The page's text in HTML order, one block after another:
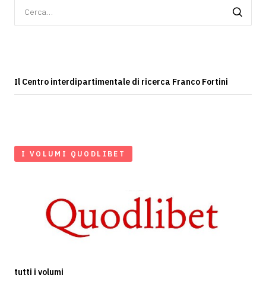
per:
Il Centro interdipartimentale di ricerca Franco Fortini
I VOLUMI QUODLIBET
tutti i volumi